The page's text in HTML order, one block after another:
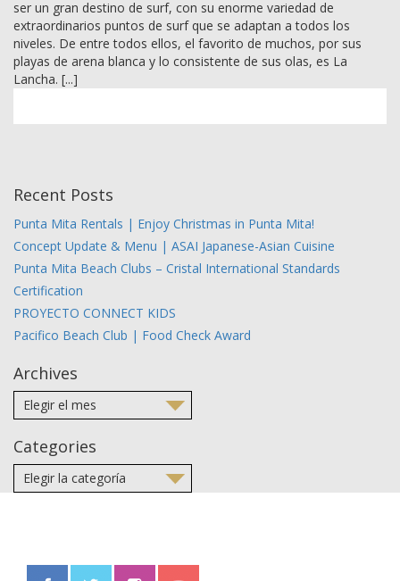
ser un gran destino de surf, con su enorme variedad de
extraordinarios puntos de surf que se adaptan a todos los
niveles. De entre todos ellos, el favorito de muchos, por sus
playas de arena blanca y lo consistente de sus olas, es La
Lancha. [...]
Recent Posts
Punta Mita Rentals | Enjoy Christmas in Punta Mita!
Concept Update & Menu | ASAI Japanese-Asian Cuisine
Punta Mita Beach Clubs – Cristal International Standards
Certification
PROYECTO CONNECT KIDS
Pacifico Beach Club | Food Check Award
Archives
Categories